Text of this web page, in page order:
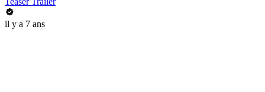
il y a 7 ans